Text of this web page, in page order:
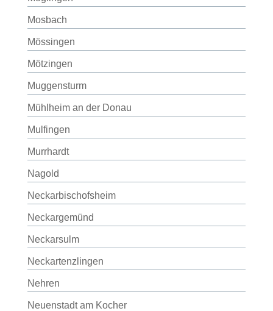
Mosbach
Mössingen
Mötzingen
Muggensturm
Mühlheim an der Donau
Mulfingen
Murrhardt
Nagold
Neckarbischofsheim
Neckargemünd
Neckarsulm
Neckartenzlingen
Nehren
Neuenstadt am Kocher